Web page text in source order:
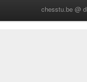
chesstu.be @